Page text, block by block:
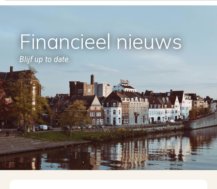
Financieel nieuws
Blijf up to date.